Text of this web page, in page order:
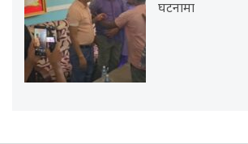
घटनामा